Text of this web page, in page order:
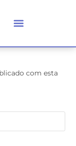
com esta